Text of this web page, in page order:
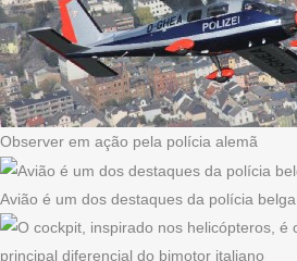
Observer em ação pela polícia alemã
Avião é um dos destaques da polícia belga